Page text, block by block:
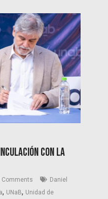
con la
Comments
Daniel
, UNaB, Unidad de